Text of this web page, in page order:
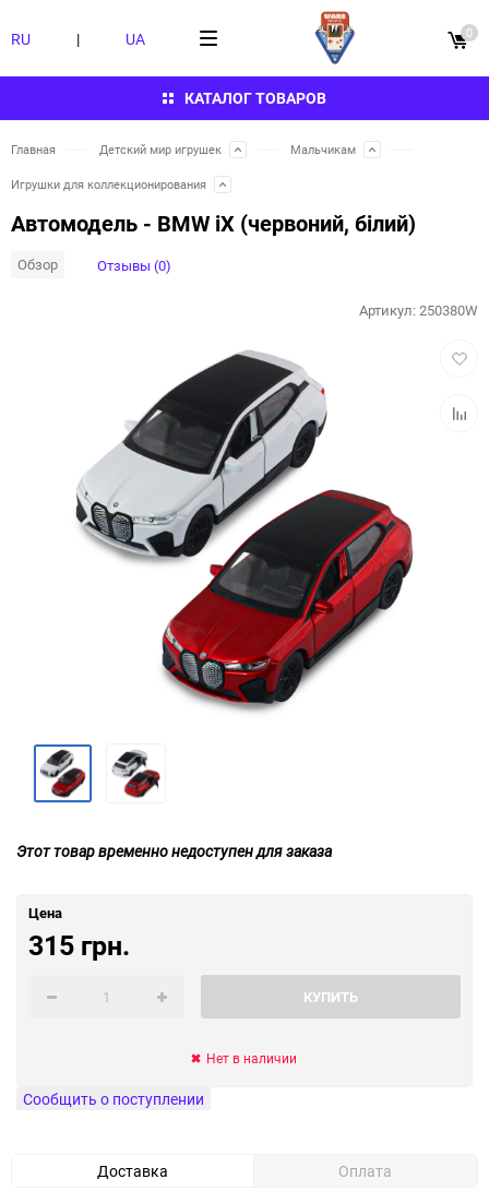
КАТАЛОГ ТОВАРОВ
RU | UA 0
Главная Детский мир игрушек Мальчикам
Игрушки для коллекционирования
Автомодель - BMW iX (червоний, білий)
Обзор Отзывы (0)
Артикул:250380W
Этот товар временно недоступен для заказа
Цена
315 грн.
КУПИТЬ
Нет в наличии
Сообщить о поступлении
Доставка Оплата